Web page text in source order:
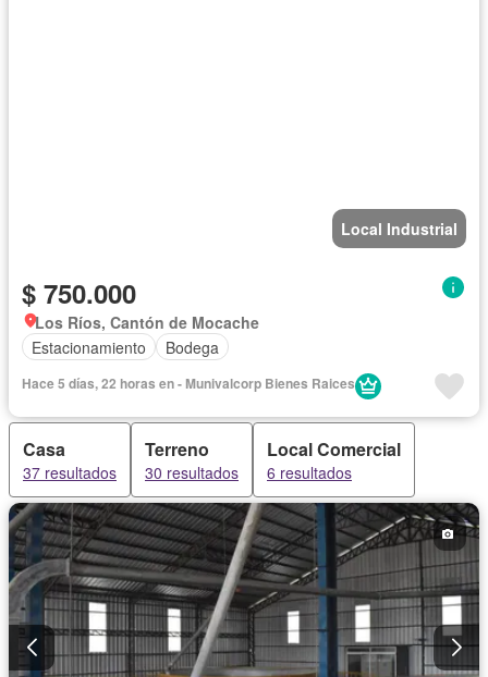
Local Industrial
$ 750.000
Los Ríos, Cantón de Mocache
Estacionamiento
Bodega
Hace 5 días, 22 horas en - Munivalcorp Bienes Raices
Casa
37 resultados
Terreno
30 resultados
Local Comercial
6 resultados